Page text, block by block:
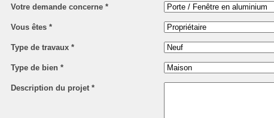
Votre demande concerne*
Vous êtes*
Type de travaux*
Type de bien*
Description du projet*